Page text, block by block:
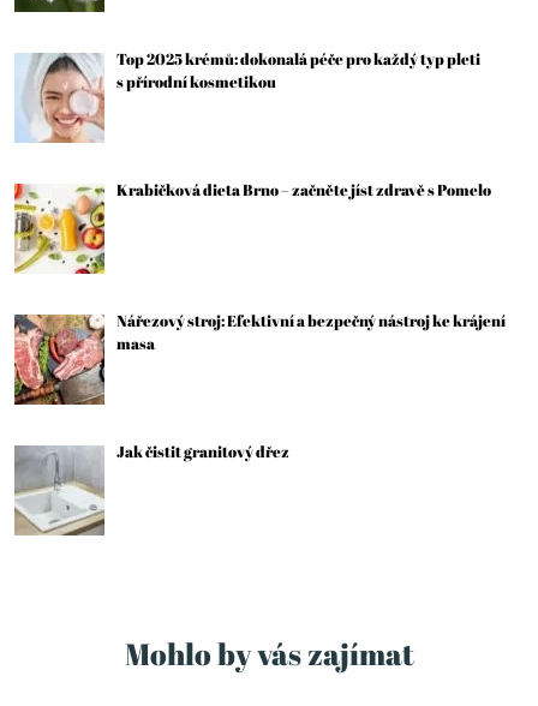
Top 2025 krémů: dokonalá péče pro každý typ pleti
s přírodní kosmetikou
Krabičková dieta Brno – začněte jíst zdravě s Pomelo
Nářezový stroj: Efektivní a bezpečný nástroj ke krájení
masa
Jak čistit granitový dřez
Mohlo by vás zajímat